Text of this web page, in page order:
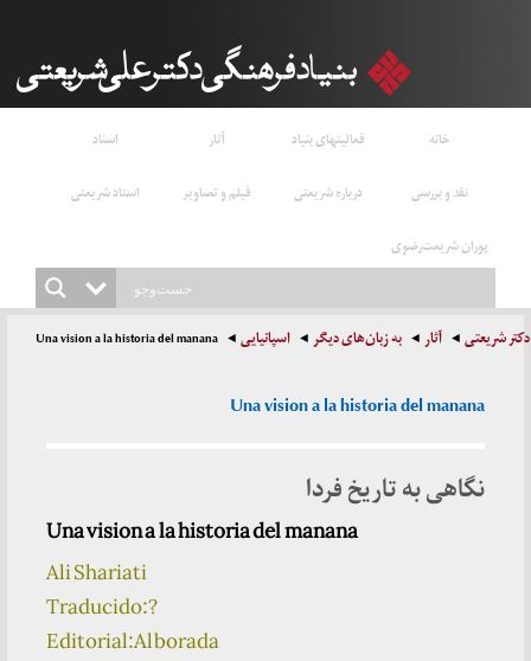
خانه فعالیتهای بنیاد آثار
اسناد
نقد و بررسی
درباره شریعتی فیلم و تصاویر
استاد شریعتی
پوران شریعت‌رضوی
دکتر شریعتی آثار به زبان‌های دیگر اسپانیایی Una vision a la historia del manana
Una vision a la historia del manana
نگاهی به تاریخ فردا
Una vision a la historia del manana
Ali Shariati
Traducido:?
Editorial:Alborada